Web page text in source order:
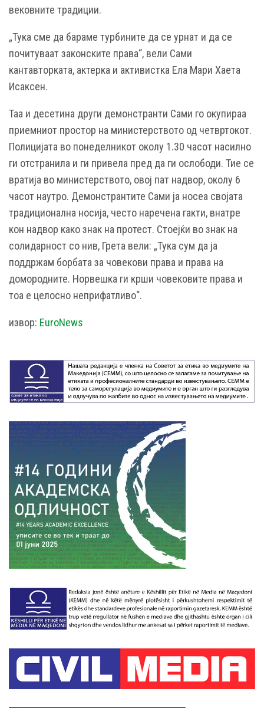
вековните традиции.
„Тука сме да бараме турбините да се урнат и да се
почитуваат законските права“, вели Сами
кантавторката, актерка и активистка Ела Мари Хаета
Исаксен.
Таа и десетина други демонстранти Сами го окупираа
приемниот простор на министерството од четвртокот.
Полицијата во понеделникот околу 1.30 часот насилно
ги отстранила и ги привела пред да ги ослободи. Тие се
вратија во министерството, овој пат надвор, околу 6
часот наутро. Демонстрантите Сами ја носеа својата
традиционална носија, често наречена гакти, внатре
кон надвор како знак на протест. Стоејќи во знак на
солидарност со нив, Грета вели: „Тука сум да ја
поддржам борбата за човекови права и права на
домородните. Норвешка ги крши човековите права и
тоа е целосно неприфатливо“.
извор: EuroNews